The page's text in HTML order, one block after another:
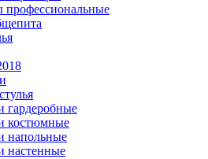
профессиональные
гардеробные
костюмные
напольные
настенные